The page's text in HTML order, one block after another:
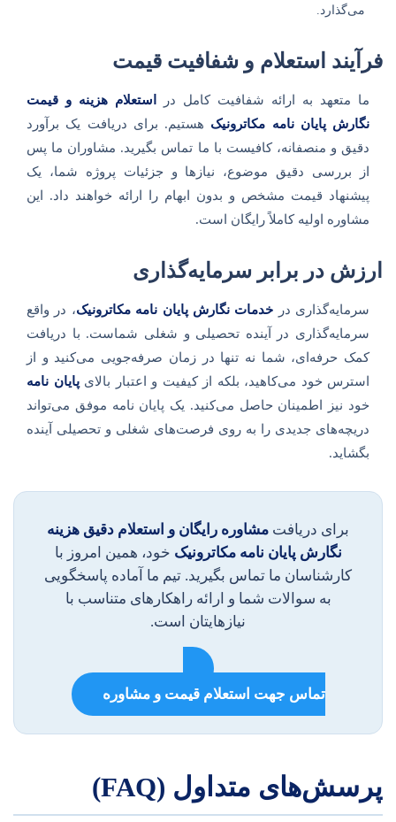
می‌گذارد.
فرآیند استعلام و شفافیت قیمت
ما متعهد به ارائه شفافیت کامل در
استعلام هزینه و قیمت
نگارش پایان نامه مکاترونیک هستیم. برای دریافت یک برآورد
دقیق و منصفانه، کافیست با ما تماس بگیرید. مشاوران ما پس
از بررسی دقیق موضوع، نیازها و جزئیات پروژه شما، یک
پیشنهاد قیمت مشخص و بدون ابهام را ارائه خواهند داد. این
مشاوره اولیه کاملاً رایگان است.
ارزش در برابر سرمایه‌گذاری
سرمایه‌گذاری در خدمات نگارش پایان نامه مکاترونیک، در واقع
سرمایه‌گذاری در آینده تحصیلی و شغلی شماست. با دریافت
کمک حرفه‌ای، شما نه تنها در زمان صرفه‌جویی می‌کنید و از
استرس خود می‌کاهید، بلکه از کیفیت و اعتبار بالایپایان نامه
خود نیز اطمینان حاصل می‌کنید. یک پایان نامه موفق می‌تواند
دریچه‌های جدیدی را به روی فرصت‌های شغلی و تحصیلی آینده
بگشاید.
برای دریافت مشاوره رایگان و استعلام دقیق هزینه
نگارش پایان نامه مکاترونیک خود، همین امروز با
کارشناسان ما تماس بگیرید. تیم ما آماده پاسخگویی
به سوالات شما و ارائه راهکارهای متناسب با
نیازهایتان است.
تماس جهت استعلام قیمت و مشاوره
پرسش‌های متداول (FAQ)